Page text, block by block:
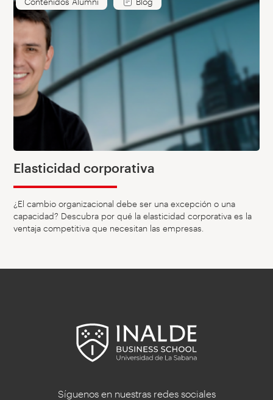
Elasticidad corporativa
¿El cambio organizacional debe ser una excepción o una
capacidad? Descubra por qué la elasticidad corporativa es la
ventaja competitiva que necesitan las empresas.
Síguenos en nuestras redes sociales